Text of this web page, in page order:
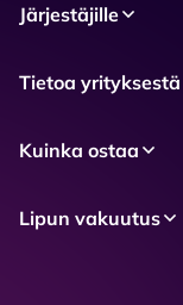
Järjestäjille
Tietoa yrityksestä
Kuinka ostaa
Lipun vakuutus